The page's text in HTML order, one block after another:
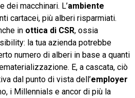
dei macchinari. L’ambiente
cartacei, più alberi risparmiati.
in ottica di CSR, ossia
la tua azienda potrebbe
numero di alberi in base a quanti
E, a cascata, ciò
dal punto di vista dell’employer
i Millennials e ancor di più la